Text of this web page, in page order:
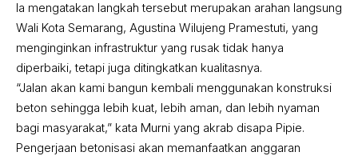
Ia mengatakan langkah tersebut merupakan arahan langsung
Wali Kota Semarang, Agustina Wilujeng Pramestuti, yang
menginginkan infrastruktur yang rusak tidak hanya
diperbaiki, tetapi juga ditingkatkan kualitasnya.
“Jalan akan kami bangun kembali menggunakan konstruksi
beton sehingga lebih kuat, lebih aman, dan lebih nyaman
bagi masyarakat,” kata Murni yang akrab disapa Pipie.
Pengerjaan betonisasi akan memanfaatkan anggaran